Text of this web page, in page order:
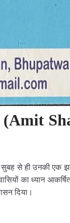
(Amit
से ही उनकी एक
का ध्यान
दिया।